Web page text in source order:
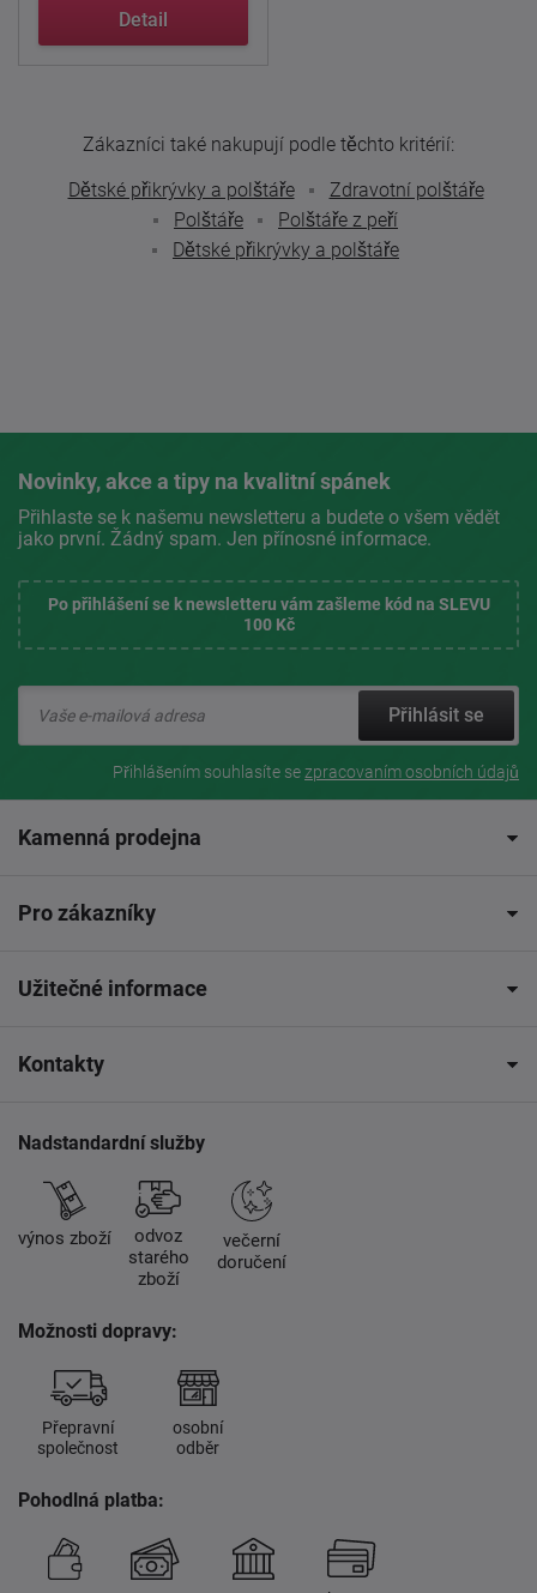
Detail
Zákazníci také nakupují podle těchto kritérií:
Dětské přikrývky a polštáře
Zdravotní polštáře
Polštáře
Polštáře z peří
Dětské přikrývky a polštáře
Novinky, akce a tipy na kvalitní spánek
Přihlaste se k našemu newsletteru a budete o všem vědět
jako první. Žádný spam. Jen přínosné informace.
Po přihlášení se k newsletteru vám zašleme kód na SLEVU
100 Kč
Přihlásit se
Přihlášením souhlasíte sezpracovaním osobních údajů
Kamenná prodejna
Pro zákazníky
Užitečné informace
Kontakty
Nadstandardní služby
výnos zboží
odvoz
starého
zboží
večerní
doručení
Možnosti dopravy:
Přepravní
společnost
osobní
odběr
Pohodlná platba: